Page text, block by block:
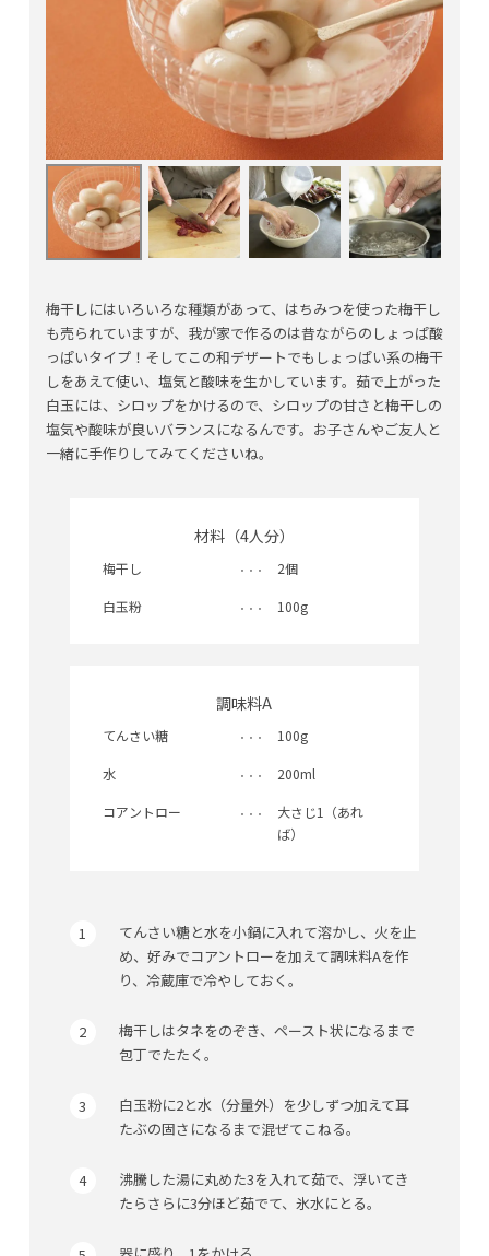
梅干しにはいろいろな種類があって、はちみつを使った梅干し
も売られていますが、我が家で作るのは昔ながらのしょっぱ酸
っぱいタイプ！そしてこの和デザートでもしょっぱい系の梅干
しをあえて使い、塩気と酸味を生かしています。茹で上がった
白玉には、シロップをかけるので、シロップの甘さと梅干しの
塩気や酸味が良いバランスになるんです。お子さんやご友人と
一緒に手作りしてみてくださいね。
材料（4人分）
梅干し 2個
白玉粉 100g
調味料A
てんさい糖 100g
水 200ml
コアントロー
大さじ1（あれ
ば）
てんさい糖と水を小鍋に入れて溶かし、火を止
め、好みでコアントローを加えて調味料Aを作
り、冷蔵庫で冷やしておく。
梅干しはタネをのぞき、ペースト状になるまで
包丁でたたく。
白玉粉に2と水（分量外）を少しずつ加えて耳
たぶの固さになるまで混ぜてこねる。
沸騰した湯に丸めた3を入れて茹で、浮いてき
たらさらに3分ほど茹でて、氷水にとる。